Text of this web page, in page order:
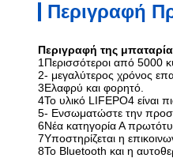
Περιγραφή
Περιγραφή της
1Περισσότεροι από 5000
2- μεγαλύτερος χρόνος
3Ελαφρύ και φορητό.
4Το υλικό LIFEPO4 είναι
5- Ενσωματώστε την
6Νέα κατηγορία Α
7Υποστηρίζεται η
8Το Bluetooth και η